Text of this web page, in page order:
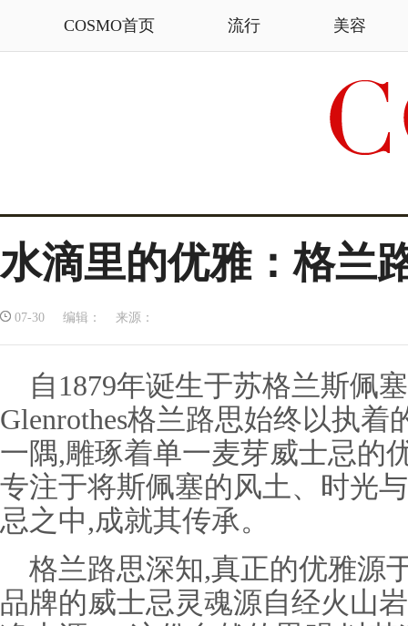
COSMO首页 流行 美容
水滴里的优雅：格兰
07-30 编辑： 来源：
自1879年诞生于苏格兰斯佩
Glenrothes格兰路思始终以执
一隅,雕琢着单一麦芽威士忌的
专注于将斯佩塞的风土、时光
忌之中,成就其传承。
格兰路思深知,真正的优雅源
品牌的威士忌灵魂源自经火山